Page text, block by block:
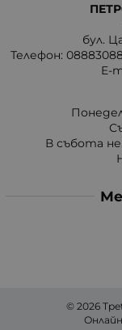
бул.
Телефон:
E-
В събота
© 2026